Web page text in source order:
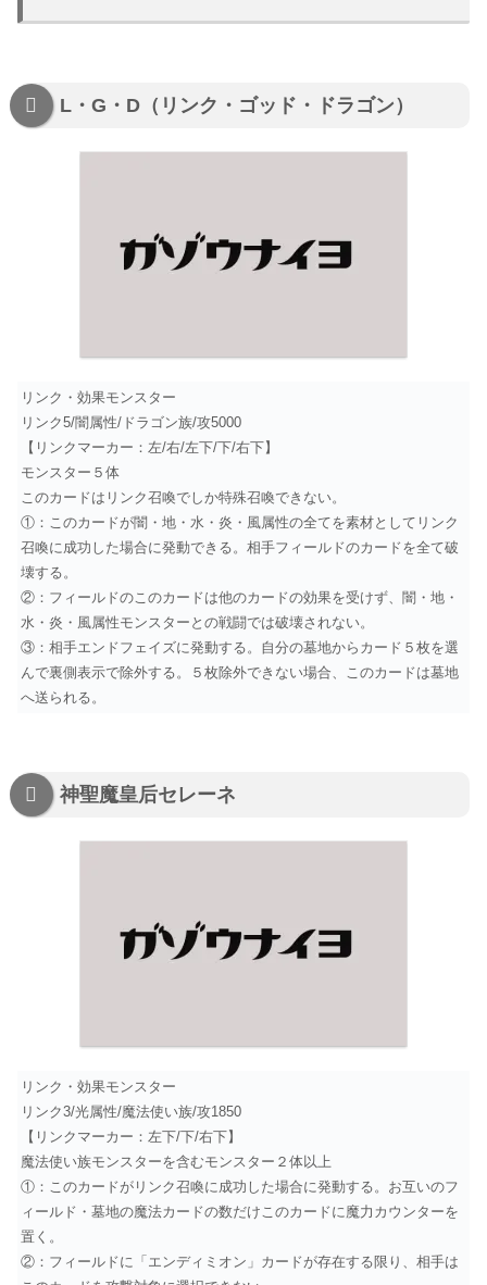
L・G・D（リンク・ゴッド・ドラゴン）
リンク・効果モンスター
リンク5/闇属性/ドラゴン族/攻5000
【リンクマーカー：左/右/左下/下/右下】
モンスター５体
このカードはリンク召喚でしか特殊召喚できない。
①：このカードが闇・地・水・炎・風属性の全てを素材としてリンク
召喚に成功した場合に発動できる。相手フィールドのカードを全て破
壊する。
②：フィールドのこのカードは他のカードの効果を受けず、闇・地・
水・炎・風属性モンスターとの戦闘では破壊されない。
③：相手エンドフェイズに発動する。自分の墓地からカード５枚を選
んで裏側表示で除外する。５枚除外できない場合、このカードは墓地
へ送られる。
神聖魔皇后セレーネ
リンク・効果モンスター
リンク3/光属性/魔法使い族/攻1850
【リンクマーカー：左下/下/右下】
魔法使い族モンスターを含むモンスター２体以上
①：このカードがリンク召喚に成功した場合に発動する。お互いのフ
ィールド・墓地の魔法カードの数だけこのカードに魔力カウンターを
置く。
②：フィールドに「エンディミオン」カードが存在する限り、相手は